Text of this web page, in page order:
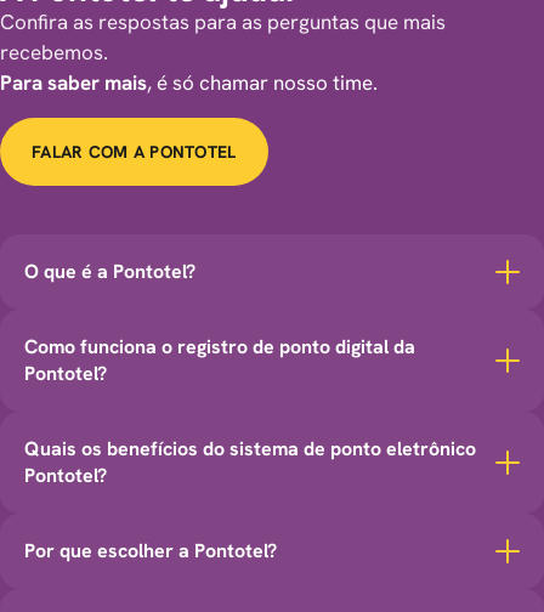
Confira as respostas para as perguntas que mais
recebemos.
Para saber mais, é só chamar nosso time.
FALAR COM A PONTOTEL
O que é a Pontotel?
Como funciona o registro de ponto digital da
Pontotel?
Quais os benefícios do sistema de ponto eletrônico
Pontotel?
Por que escolher a Pontotel?